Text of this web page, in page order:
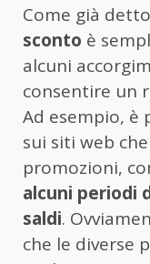
Come già
sconto è
alcuni
consentire un
Ad esempio, è
sui siti web
promozioni,
alcuni periodi
saldi.
che le diverse